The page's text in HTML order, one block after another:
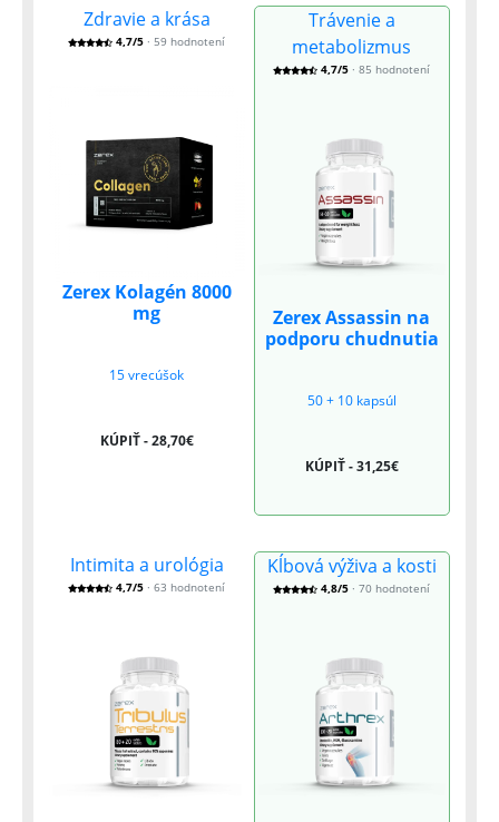
Zdravie a krása
4,7/5 · 59 hodnotení
Zerex Kolagén 8000
mg
15 vrecúšok
KÚPIŤ - 28,70€
Trávenie a
metabolizmus
4,7/5 · 85 hodnotení
Zerex Assassin na
podporu chudnutia
50 + 10 kapsúl
KÚPIŤ - 31,25€
Intimita a urológia
4,7/5 · 63 hodnotení
Kĺbová výživa a kosti
4,8/5 · 70 hodnotení